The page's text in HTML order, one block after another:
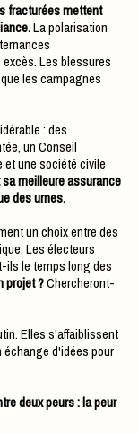
fracturées mettent
La polarisation
Les blessures
les campagnes
: des
un Conseil
une société civile
meilleure assurance
des urnes.
un choix entre des
Les électeurs
ils le temps long des
projet ?Chercheront-
Elles s'affaiblissent
d'idées pour
deux peurs : la peur